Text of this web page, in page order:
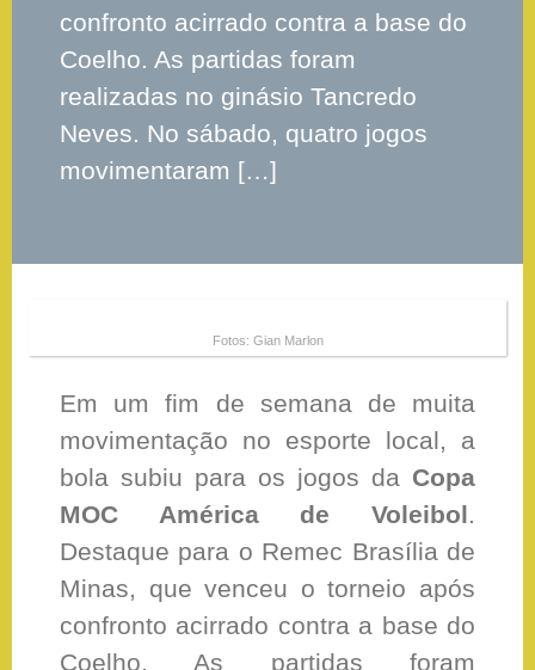
confronto acirrado contra a base do
Coelho. As partidas foram
realizadas no ginásio Tancredo
Neves. No sábado, quatro jogos
movimentaram […]
Fotos: Gian Marlon
Em um fim de semana de muita
movimentação no esporte local, a
bola subiu para os jogos da Copa
MOC América de Voleibol.
Destaque para o Remec Brasília de
Minas, que venceu o torneio após
confronto acirrado contra a base do
Coelho. As partidas foram